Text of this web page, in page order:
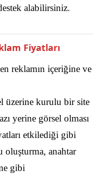
alabilirsiniz.
Fiyatları
reklamın içeriğine ve
üzerine kurulu bir site
yerine görsel olması
etkilediği gibi
oluşturma, anahtar
gibi